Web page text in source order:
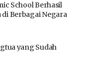
School Berhasil
Berbagai Negara
yang Sudah